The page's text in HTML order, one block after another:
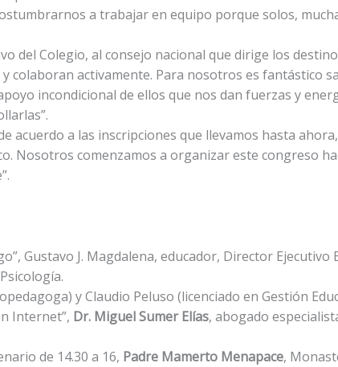
a trabajar en equipo porque solos,
del Colegio, al consejo nacional que dirige los
colaboran activamente. Para nosotros es fantástico
incondicional de ellos que nos dan fuerzas y
acuerdo a las inscripciones que llevamos hasta
Nosotros comenzamos a organizar este congreso
Gustavo J. Magdalena, educador, Director Ejecutivo
y Claudio Peluso (licenciado en Gestión
Internet”, Dr. Miguel Sumer Elías, abogado
de 14.30 a 16, Padre Mamerto Menapace,